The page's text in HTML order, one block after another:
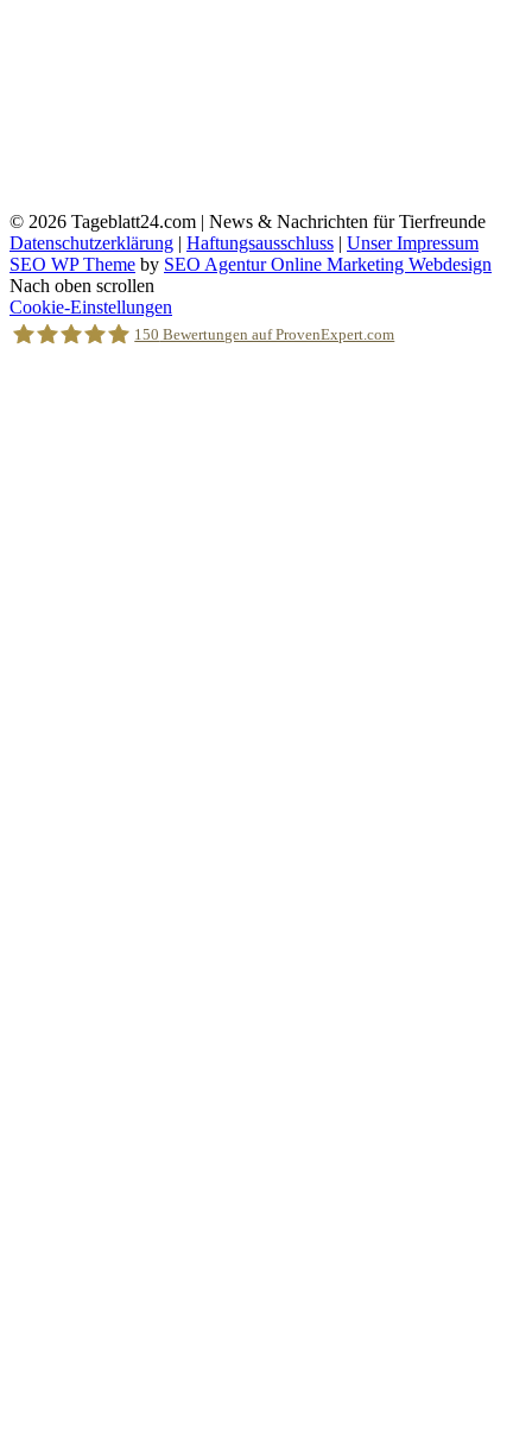
© 2026 Tageblatt24.com | News & Nachrichten für Tierfreunde
Datenschutzerklärung | Haftungsausschluss | Unser Impressum
SEO WP Theme by SEO Agentur Online Marketing Webdesign
Nach oben scrollen
Cookie-Einstellungen
150 Bewertungen auf ProvenExpert.com